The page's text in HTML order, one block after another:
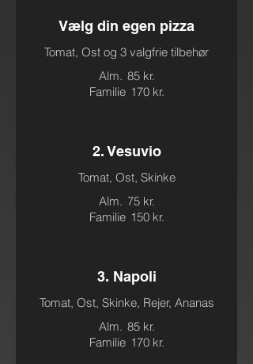
Vælg din egen pizza
Tomat, Ost og 3 valgfrie tilbehør
Alm. 85 kr.
Familie 170 kr.
2. Vesuvio
Tomat, Ost, Skinke
Alm. 75 kr.
Familie 150 kr.
3. Napoli
Tomat, Ost, Skinke, Rejer, Ananas
Alm. 85 kr.
Familie 170 kr.